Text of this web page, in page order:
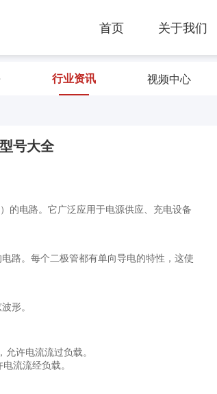
首页 关于我们
行业资讯 视频中心
号大全
的电路。它广泛应用于电源供应、充电设备
路。每个二极管都有单向导电的特性，这使
形。
许电流流过负载。
流流经负载。